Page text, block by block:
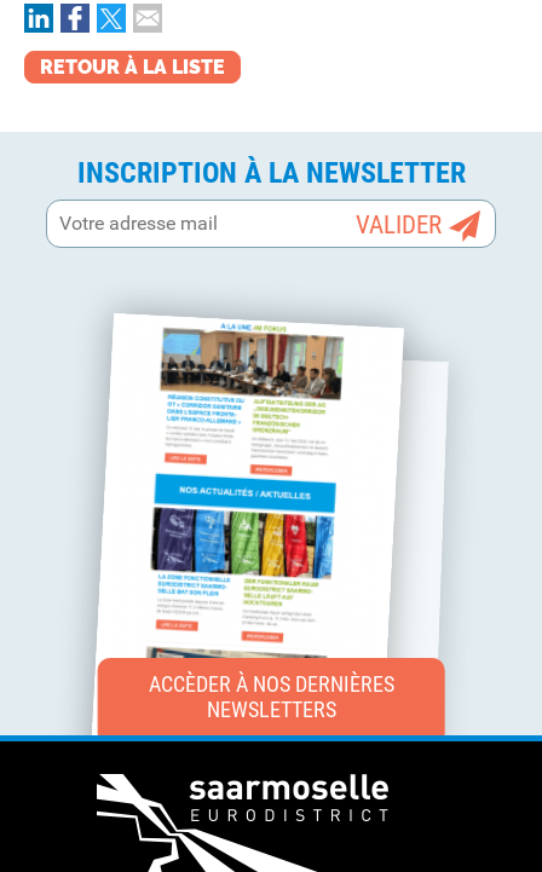
RETOUR À LA LISTE
INSCRIPTION À LA NEWSLETTER
ACCÈDER À NOS DERNIÈRES
NEWSLETTERS